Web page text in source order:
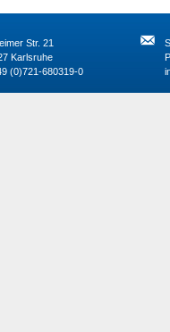
Str. 21
Karlsruhe
(0)721-680319-0